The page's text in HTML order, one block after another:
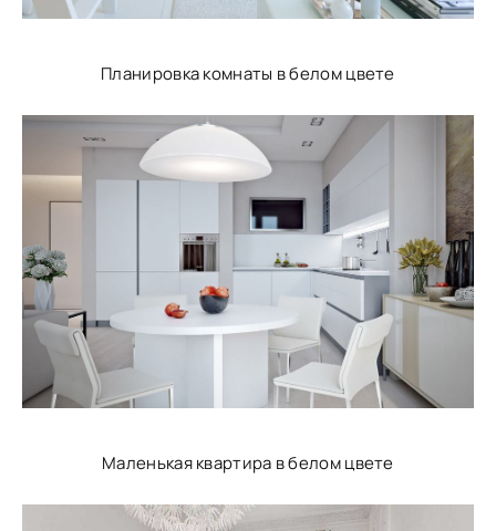
Планировка комнаты в белом цвете
Маленькая квартира в белом цвете